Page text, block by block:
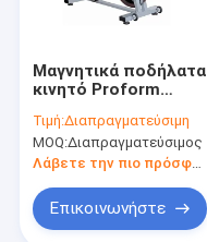
Μαγνητικά ποδήλατα
κινητό Proform
αντίστασης
εμπορικά με τη λαβή
εμβύθισης
Τιμή:Διαπραγματεύσιμη
MOQ:Διαπραγματεύσιμος
Λάβετε την πιο πρόσφατη τιμή
Επικοινωνήστε